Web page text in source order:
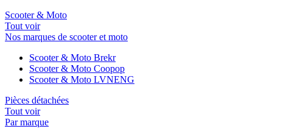
Scooter & Moto
Tout voir
Nos marques de scooter et moto
Scooter & Moto Brekr
Scooter & Moto Coopop
Scooter & Moto LVNENG
Pièces détachées
Tout voir
Par marque